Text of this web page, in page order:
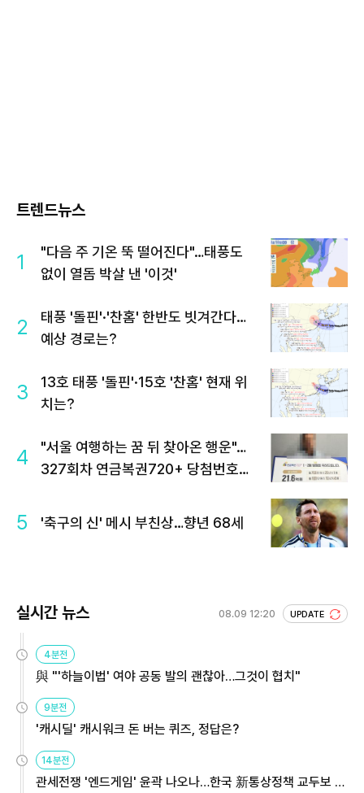
트렌드뉴스
1
"다음 주 기온 뚝 떨어진다"…태풍도
없이 열돔 박살 낸 '이것'
2
태풍 '돌핀'·'찬홈' 한반도 빗겨간다…
예상 경로는?
3
13호 태풍 '돌핀'·15호 '찬홈' 현재 위
치는?
4
"서울 여행하는 꿈 뒤 찾아온 행운"…
327회차 연금복권720+ 당첨번호조
5 '축구의 신' 메시 부친상…향년 68세
실시간 뉴스 08.09 12:20 UPDATE
4분전
與 "'하늘이법' 여야 공동 발의 괜찮아…그것이 협치"
9분전
'캐시딜' 캐시워크 돈 버는 퀴즈, 정답은?
14분전
관세전쟁 '엔드게임' 윤곽 나오나…한국 新통상정책 교두보 활